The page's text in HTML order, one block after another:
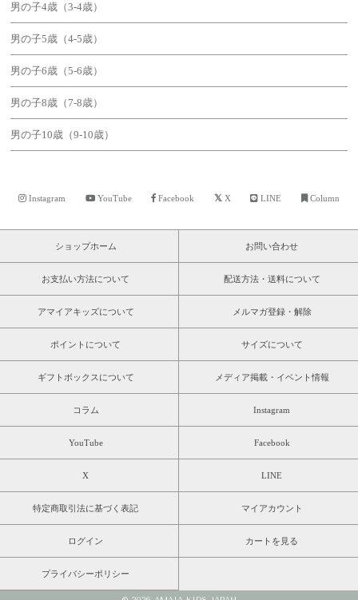
男の子4歳（3-4歳）
男の子5歳（4-5歳）
男の子6歳（5-6歳）
男の子8歳（7-8歳）
男の子10歳（9-10歳）
Instagram YouTube Facebook X LINE Column
ショップホーム お問い合わせ
お支払い方法について 配送方法・送料について
アマイアキッズについて メルマガ登録・解除
ポイントについて サイズについて
ギフトボックスについて メディア掲載・イベント情報
コラム Instagram
YouTube Facebook
X LINE
特定商取引法に基づく表記 マイアカウント
ログイン カートを見る
プライバシーポリシー